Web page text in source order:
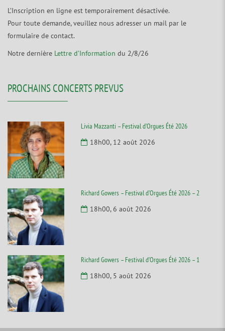
L’Inscription en ligne est temporairement désactivée.
Pour toute demande, veuillez nous adresser un mail par le
formulaire de contact.
Notre dernière Lettre d’Information du 2/8/26
PROCHAINS CONCERTS PREVUS
Livia Mazzanti – Festival d’Orgues Été 2026
18h00, 12 août 2026
Richard Gowers – Festival d’Orgues Été 2026 – 2
18h00, 6 août 2026
Richard Gowers – Festival d’Orgues Été 2026 – 1
18h00, 5 août 2026